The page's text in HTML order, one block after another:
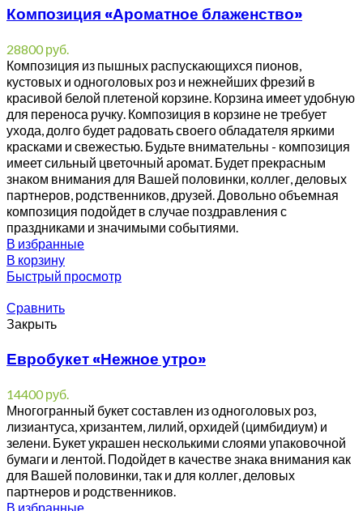
Композиция «Ароматное блаженство»
28800руб.
Композиция из пышных распускающихся пионов,
кустовых и одноголовых роз и нежнейших фрезий в
красивой белой плетеной корзине. Корзина имеет удобную
для переноса ручку. Композиция в корзине не требует
ухода, долго будет радовать своего обладателя яркими
красками и свежестью. Будьте внимательны - композиция
имеет сильный цветочный аромат. Будет прекрасным
знаком внимания для Вашей половинки, коллег, деловых
партнеров, родственников, друзей. Довольно объемная
композиция подойдет в случае поздравления с
праздниками и значимыми событиями.
В избранные
В корзину
Быстрый просмотр
Сравнить
Закрыть
Евробукет «Нежное утро»
14400руб.
Многогранный букет составлен из одноголовых роз,
лизиантуса, хризантем, лилий, орхидей (цимбидиум) и
зелени. Букет украшен несколькими слоями упаковочной
бумаги и лентой. Подойдет в качестве знака внимания как
для Вашей половинки, так и для коллег, деловых
партнеров и родственников.
В избранные